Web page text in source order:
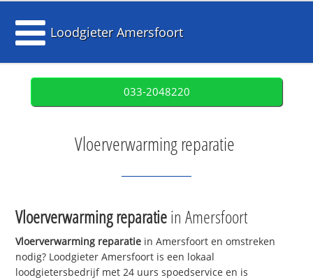
Loodgieter Amersfoort
033-2048220
Vloerverwarming reparatie
Vloerverwarming reparatiein Amersfoort
Vloerverwarming reparatie in Amersfoort en omstreken
nodig? Loodgieter Amersfoort is een lokaal
loodgietersbedrijf met 24 uurs spoedservice en is